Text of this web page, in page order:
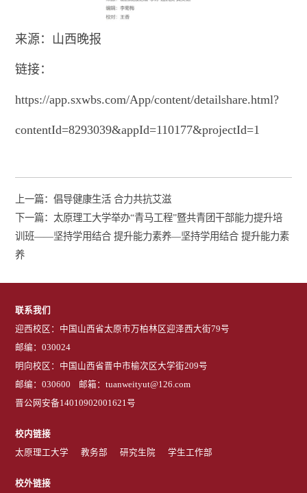
来源：山西晚报
链接：
https://app.sxwbs.com/App/content/detailshare.html?
contentId=8293039&appId=110177&projectId=1
上一篇：倡导健康生活 合力共抗艾滋
下一篇： 太原理工大学举办“青马工程”暨共青团干部能力提升培
训班——坚持学用结合 提升能力素养—坚持学用结合 提升能力素
养
联系我们
迎西校区：中国山西省太原市万柏林区迎泽西大街79号
邮编：030024
明向校区：中国山西省晋中市榆次区大学街209号
邮编：030600 邮箱：tuanweityut@126.com
晋公网安备14010902001621号
校内链接
太原理工大学
教务部 研究生院 学生工作部
校外链接